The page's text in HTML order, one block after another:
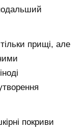
прищі, але
покриви